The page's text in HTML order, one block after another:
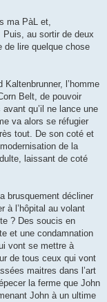
ma PàL et,
au sortir de deux
de lire quelque chose
l’homme
Belt, de pouvoir
qu’il ne lance une
va alors se réfugier
tout. De son coté et
de la
laissant de coté
brusquement décliner
à l’hôpital au volant
? Des soucis en
et une condamnation
vont se mettre à
de tous ceux qui vont
maitres dans l’art
la ferme que John
John à un ultime